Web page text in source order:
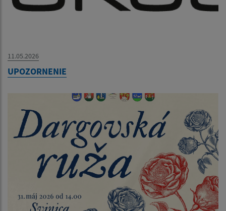
11.05.2026
UPOZORNENIE